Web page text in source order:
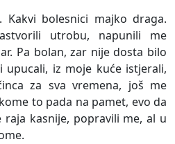
Kakvi bolesnici majko draga.
utrobu, napunili me
Pa bolan, zar nije dosta bilo
iz moje kuće istjerali,
za sva vremena, još me
to pada na pamet, evo da
raja kasnije, popravili me, al u